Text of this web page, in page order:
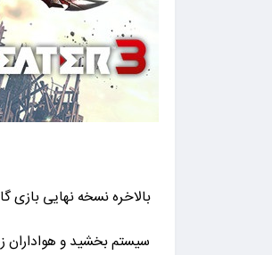
سیستم بخشید و هواداران